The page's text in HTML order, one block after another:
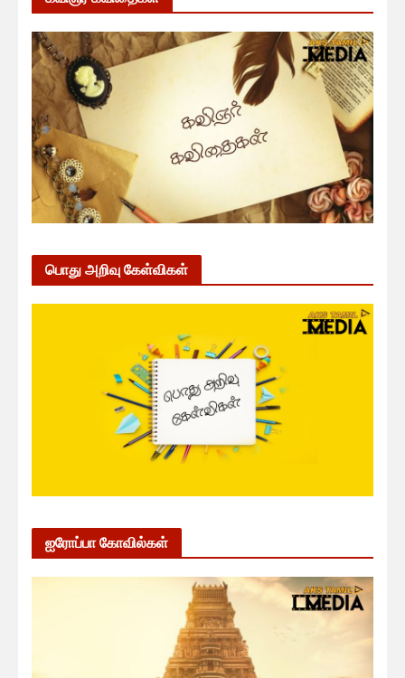
பொது அறிவு கேள்விகள்
ஐரோப்பா கோவில்கள்